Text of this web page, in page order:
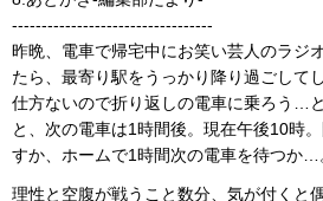
----------------------------------
昨晩、電車で帰宅中にお笑い芸人のラジ
たら、最寄り駅をうっかり降り過ごして
仕方ないので折り返しの電車に乗ろう…
と、次の電車は1時間後。現在午後10時
すか、ホームで1時間次の電車を待つか…
理性と空腹が戦うこと数分、気が付くと